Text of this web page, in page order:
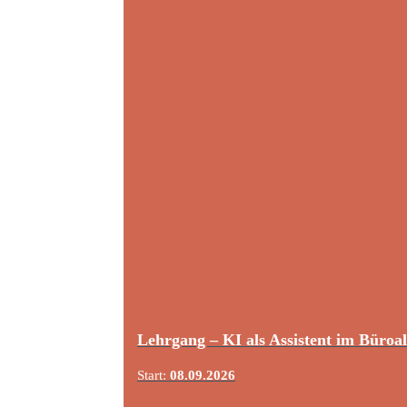
Lehrgang – KI als Assistent im
Start: 08.09.2026